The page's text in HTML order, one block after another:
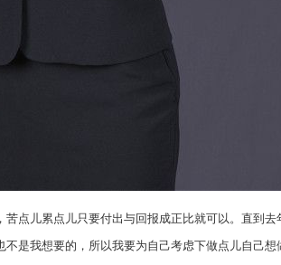
儿累点儿只要付出与回报成正比就可以。直到
是我想要的，所以我要为自己考虑下做点儿自己